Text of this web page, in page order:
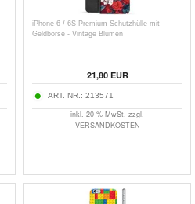
iPhone 6 / 6S Premium Schutzhülle mit
Geldbörse - Vintage Blumen
21,80EUR
ART. NR.: 213571
inkl. 20 % MwSt. zzgl.
VERSANDKOSTEN